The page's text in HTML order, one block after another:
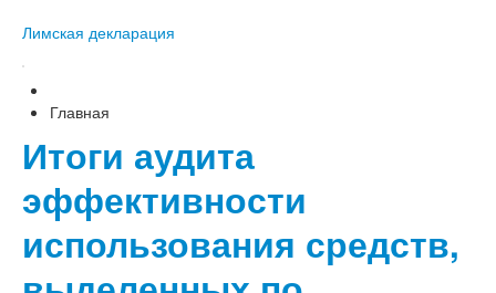
Лимская декларация
Главная
Итоги аудита
эффективности
использования средств,